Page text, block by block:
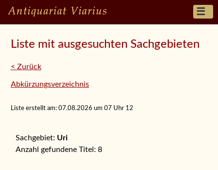
buch@viarius.ch +41 79 225 13 85
Home
Suchen und bestellen
Ankauf und Schätzung
Trouvaillen
Liste mit ausgesuchten Sachgebieten
< Zurück
Abkürzungsverzeichnis
Liste erstellt am: 07.08.2026 um 07 Uhr 12
Sachgebiet: Uri
Anzahl gefundene Titel: 8